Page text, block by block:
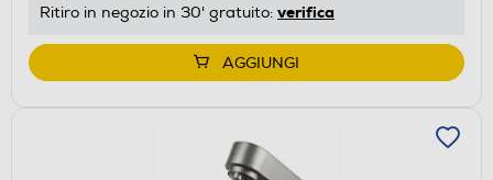
Ritiro in negozio in 30' gratuito: verifica
AGGIUNGI